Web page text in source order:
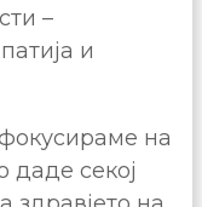
–
и
на
секој